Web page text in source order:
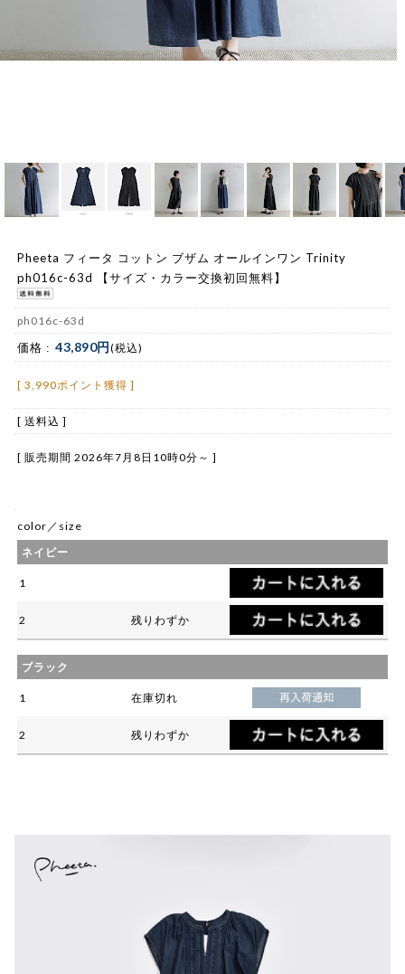
Pheeta フィータ コットン ブザム オールインワン Trinity
ph016c-63d 【サイズ・カラー交換初回無料】
ph016c-63d
価格 : 43,890円(税込)
[ 3,990ポイント獲得 ]
[ 送料込 ]
[ 販売期間 2026年7月8日10時0分 ～ ]
color／size
ネイビー
1
2 残りわずか
ブラック
1 在庫切れ
2 残りわずか